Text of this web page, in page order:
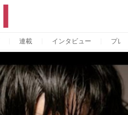
連載 インタビュー プレ